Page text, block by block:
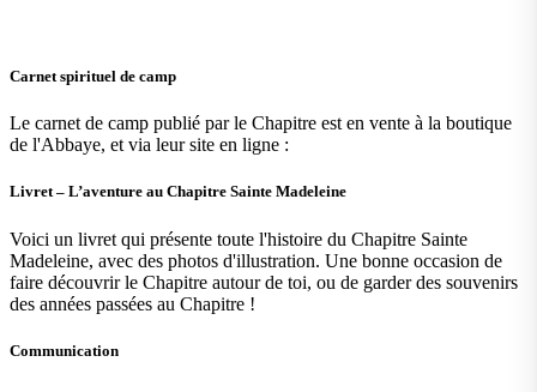
Carnet spirituel de camp
Le carnet de camp publié par le Chapitre est en vente à la boutique
de l'Abbaye, et via leur site en ligne :
Livret – L’aventure au Chapitre Sainte Madeleine
Voici un livret qui présente toute l'histoire du Chapitre Sainte
Madeleine, avec des photos d'illustration. Une bonne occasion de
faire découvrir le Chapitre autour de toi, ou de garder des souvenirs
des années passées au Chapitre !
Communication